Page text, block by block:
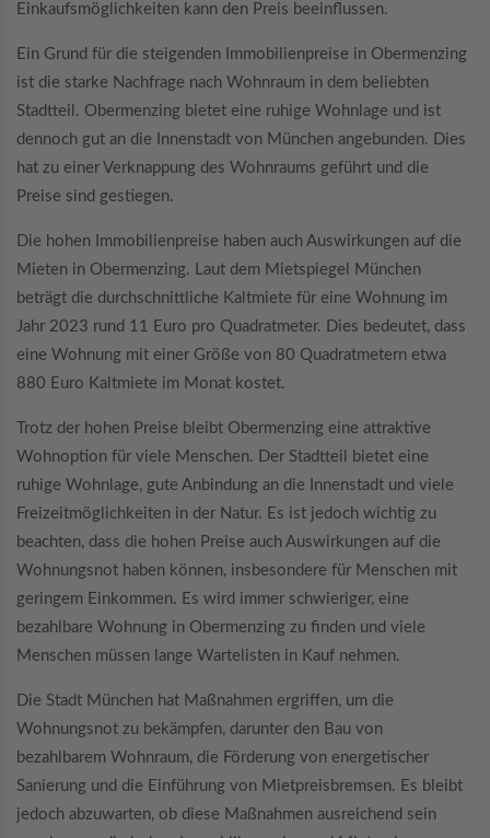
Einkaufsmöglichkeiten kann den Preis beeinflussen.
Ein Grund für die steigenden Immobilienpreise in Obermenzing
ist die starke Nachfrage nach Wohnraum in dem beliebten
Stadtteil. Obermenzing bietet eine ruhige Wohnlage und ist
dennoch gut an die Innenstadt von München angebunden. Dies
hat zu einer Verknappung des Wohnraums geführt und die
Preise sind gestiegen.
Die hohen Immobilienpreise haben auch Auswirkungen auf die
Mieten in Obermenzing. Laut dem Mietspiegel München
beträgt die durchschnittliche Kaltmiete für eine Wohnung im
Jahr 2023 rund 11 Euro pro Quadratmeter. Dies bedeutet, dass
eine Wohnung mit einer Größe von 80 Quadratmetern etwa
880 Euro Kaltmiete im Monat kostet.
Trotz der hohen Preise bleibt Obermenzing eine attraktive
Wohnoption für viele Menschen. Der Stadtteil bietet eine
ruhige Wohnlage, gute Anbindung an die Innenstadt und viele
Freizeitmöglichkeiten in der Natur. Es ist jedoch wichtig zu
beachten, dass die hohen Preise auch Auswirkungen auf die
Wohnungsnot haben können, insbesondere für Menschen mit
geringem Einkommen. Es wird immer schwieriger, eine
bezahlbare Wohnung in Obermenzing zu finden und viele
Menschen müssen lange Wartelisten in Kauf nehmen.
Die Stadt München hat Maßnahmen ergriffen, um die
Wohnungsnot zu bekämpfen, darunter den Bau von
bezahlbarem Wohnraum, die Förderung von energetischer
Sanierung und die Einführung von Mietpreisbremsen. Es bleibt
jedoch abzuwarten, ob diese Maßnahmen ausreichend sein